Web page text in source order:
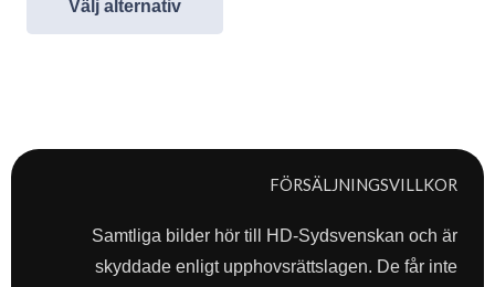
Välj alternativ
FÖRSÄLJNINGSVILLKOR
Samtliga bilder hör till HD-Sydsvenskan och är
skyddade enligt upphovsrättslagen. De får inte